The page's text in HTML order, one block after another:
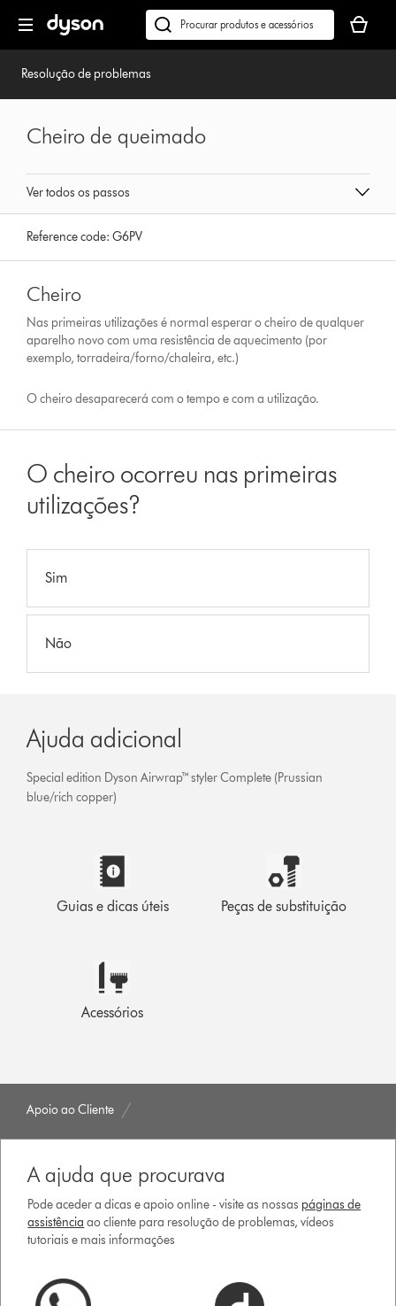
seguinte
Pesquisar
em
seu
cesto
Resolução de problemas
Ver todos os passos
Cheiro de queimado
Reference code:G6PV
Cheiro
Nas primeiras utilizações é normal esperar o cheiro de qualquer
aparelho novo com uma resistência de aquecimento (por
exemplo, torradeira/forno/chaleira, etc.)
O cheiro desaparecerá com o tempo e com a utilização.
O cheiro ocorreu nas primeiras
utilizações?
Sim
Não
Ajuda adicional
Special edition Dyson Airwrap™ styler Complete (Prussian
blue/rich copper)
Guias e dicas úteis Peças de substituição
Acessórios
Apoio ao Cliente
A ajuda que procurava
Pode aceder a dicas e apoio online - visite as nossas páginas de
assistência ao cliente para resolução de problemas, vídeos
tutoriais e mais informações